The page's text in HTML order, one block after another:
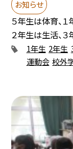
お知らせ
５年生は体育、
２年生は生活、
1年生 2年生
運動会 校外